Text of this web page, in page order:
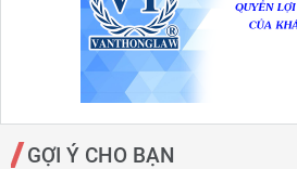
GỢI Ý CHO BẠN